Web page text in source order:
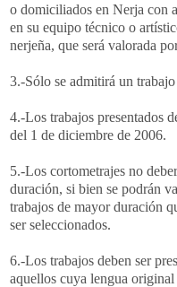
o domiciliados en Nerja con
en su equipo técnico o
nerjeña, que será valorada
3.-Sólo se admitirá un
4.-Los trabajos presentados
del 1 de diciembre de 2006.
5.-Los cortometrajes no
duración, si bien se podrán
trabajos de mayor duración
ser seleccionados.
6.-Los trabajos deben ser
aquellos cuya lengua